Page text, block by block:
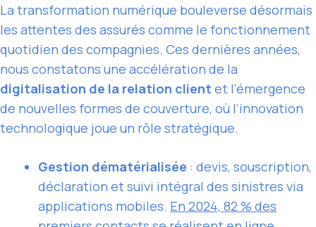
La transformation numérique bouleverse désormais
les attentes des assurés comme le fonctionnement
quotidien des compagnies. Ces dernières années,
nous constatons une accélération de la
digitalisation de la relation client et l’émergence
de nouvelles formes de couverture, où l’innovation
technologique joue un rôle stratégique.
Gestion dématérialisée : devis, souscription,
déclaration et suivi intégral des sinistres via
applications mobiles. En 2024, 82 % des